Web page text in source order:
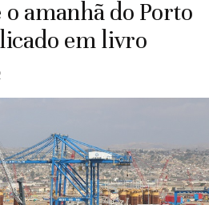
amanhã do Porto
em livro